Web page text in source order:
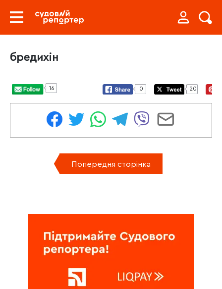
бредихін
16 0 20
Попередня сторінка